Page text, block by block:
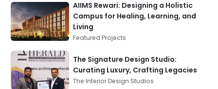
AIIMS Rewari: Designing a Holistic
Campus for Healing, Learning, and
Living
Featured Projects
The Signature Design Studio:
Curating Luxury, Crafting Legacies
The Interior Design Studios